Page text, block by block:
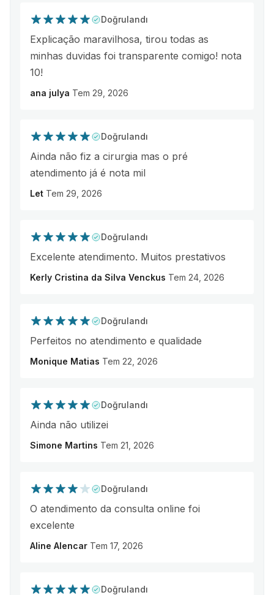
Doğrulandı
Explicação maravilhosa, tirou todas as
minhas duvidas foi transparente comigo! nota
10!
ana julya Tem 29, 2026
Doğrulandı
Ainda não fiz a cirurgia mas o pré
atendimento já é nota mil
Let Tem 29, 2026
Doğrulandı
Excelente atendimento. Muitos prestativos
Kerly Cristina da Silva Venckus Tem 24, 2026
Doğrulandı
Perfeitos no atendimento e qualidade
Monique Matias Tem 22, 2026
Doğrulandı
Ainda não utilizei
Simone Martins Tem 21, 2026
Doğrulandı
O atendimento da consulta online foi
excelente
Aline Alencar Tem 17, 2026
Doğrulandı